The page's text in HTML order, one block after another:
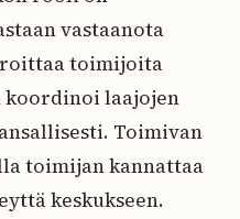
vastaanota
toimijoita
koordinoi laajojen
Toimivan
toimijan kannattaa
keskukseen.